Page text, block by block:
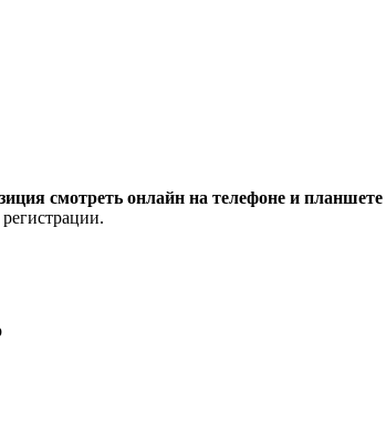
смотреть онлайн на телефоне и планшете